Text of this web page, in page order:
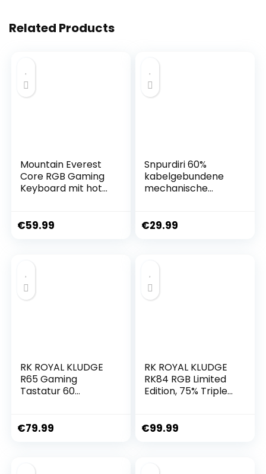
Related Products
Mountain Everest
Core RGB Gaming
Keyboard mit hot-
DE ISO – Midnight
€59.99
Snpurdiri 60%
kabelgebundene
mechanische
Tasten, Blaue LED-
Ständer(Braune
Schalter/Schwarz
€29.99
RK ROYAL KLUDGE
R65 Gaming
Tastatur 60
Mechanische
€79.99
RK ROYAL KLUDGE
RK84 RGB Limited
Edition, 75% Triple
Hot-Swap-fähige
€99.99